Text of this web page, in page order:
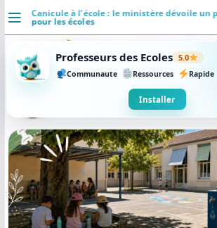
DÉCOUVRIR
Accueil
Actualités
VIE PROFESSIONNELLE
Ressources
Agenda
Canicule à l’école : le ministère dévoile un
pour les écoles
Professeurs des Ecoles 5.0
Communaute Ressources Rapide
Installer